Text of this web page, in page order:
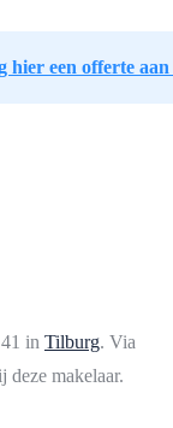
hier een offerte
in Tilburg. Via
deze makelaar.